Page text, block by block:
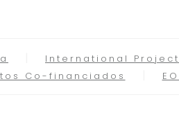
International
Co-financiados